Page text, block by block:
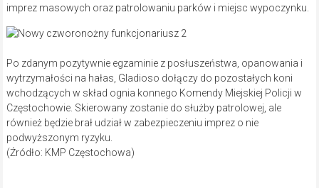
imprez masowych oraz patrolowaniu parków i miejsc wypoczynku.
Po zdanym pozytywnie egzaminie z posłuszeństwa, opanowania i
wytrzymałości na hałas, Gladioso dołączy do pozostałych koni
wchodzących w skład ognia konnego Komendy Miejskiej Policji w
Częstochowie. Skierowany zostanie do służby patrolowej, ale
również będzie brał udział w zabezpieczeniu imprez o nie
podwyższonym ryzyku.
(Źródło: KMP Częstochowa)